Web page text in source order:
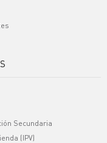
Secundaria
(IPV)